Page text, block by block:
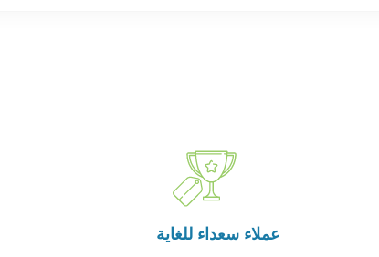
عملاء سعداء للغاية